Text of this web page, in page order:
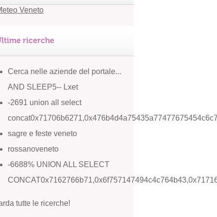
ricerche
Cerca nelle aziende del portale...
AND SLEEP5-- Lxet
-2691 union all select
sagre e feste veneto
rossanoveneto
-6688% UNION ALL SELECT
tutte le ricerche!